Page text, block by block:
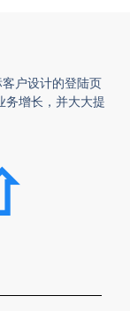
户设计的登陆页
务增长，并大大提